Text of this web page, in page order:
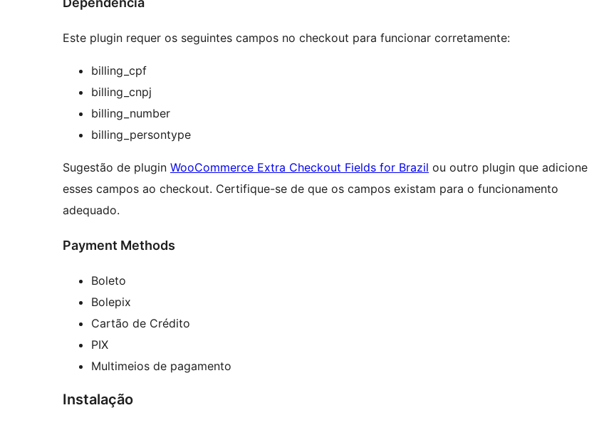
Este plugin requer os seguintes campos no checkout para funcionar corretamente:
billing_cpf
billing_cnpj
billing_number
billing_persontype
Sugestão de plugin WooCommerce Extra Checkout Fields for Brazil ou outro plugin que adicione
esses campos ao checkout. Certifique-se de que os campos existam para o funcionamento
adequado.
Payment Methods
Boleto
Bolepix
Cartão de Crédito
PIX
Multimeios de pagamento
Instalação